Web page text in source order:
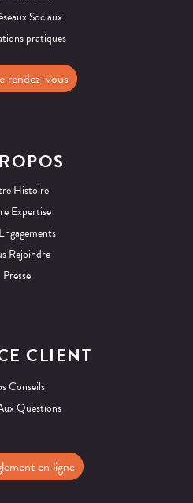
Sociaux
pratiques
rendez-vous
Histoire
Expertise
Rejoindre
Presse
CLIENT
Conseils
Questions
en ligne